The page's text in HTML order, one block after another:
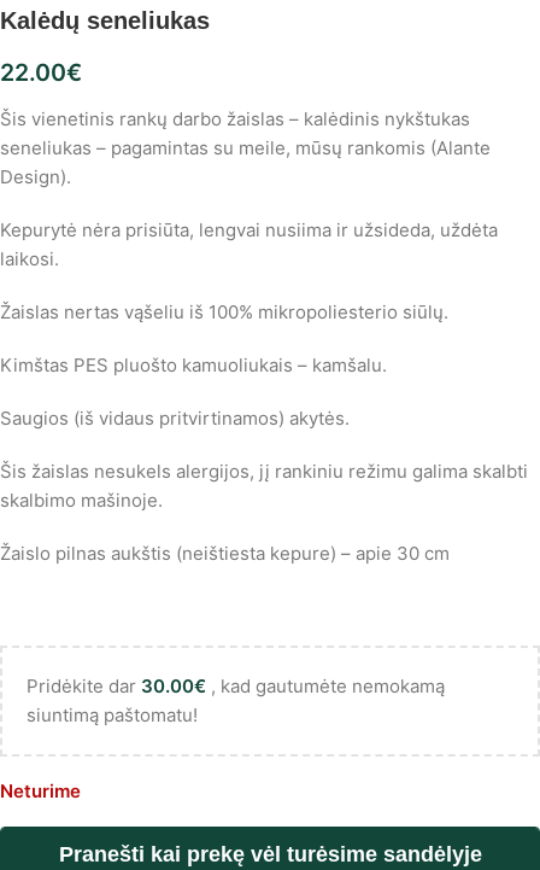
Kalėdų seneliukas
22.00€
Šis vienetinis rankų darbo žaislas – kalėdinis nykštukas
seneliukas – pagamintas su meile, mūsų rankomis (Alante
Design).
Kepurytė nėra prisiūta, lengvai nusiima ir užsideda, uždėta
laikosi.
Žaislas nertas vąšeliu iš 100% mikropoliesterio siūlų.
Kimštas PES pluošto kamuoliukais – kamšalu.
Saugios (iš vidaus pritvirtinamos) akytės.
Šis žaislas nesukels alergijos, jį rankiniu režimu galima skalbti
skalbimo mašinoje.
Žaislo pilnas aukštis (neištiesta kepure) – apie 30 cm
Pridėkite dar 30.00€ , kad gautumėte nemokamą
siuntimą paštomatu!
Neturime
Pranešti kai prekę vėl turėsime sandėlyje